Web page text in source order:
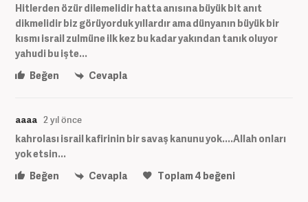
Hitlerden özür dilemelidir hatta anısına büyük bit anıt
dikmelidir biz görüyorduk yıllardır ama dünyanın büyük bir
kısmı israil zulmüne ilk kez bu kadar yakından tanık oluyor
yahudi bu işte...
Beğen
Cevapla
aaaa 2 yıl önce
kahrolası israil kafirinin bir savaş kanunu yok....Allah onları
yok etsin...
Beğen
Cevapla Toplam4 beğeni